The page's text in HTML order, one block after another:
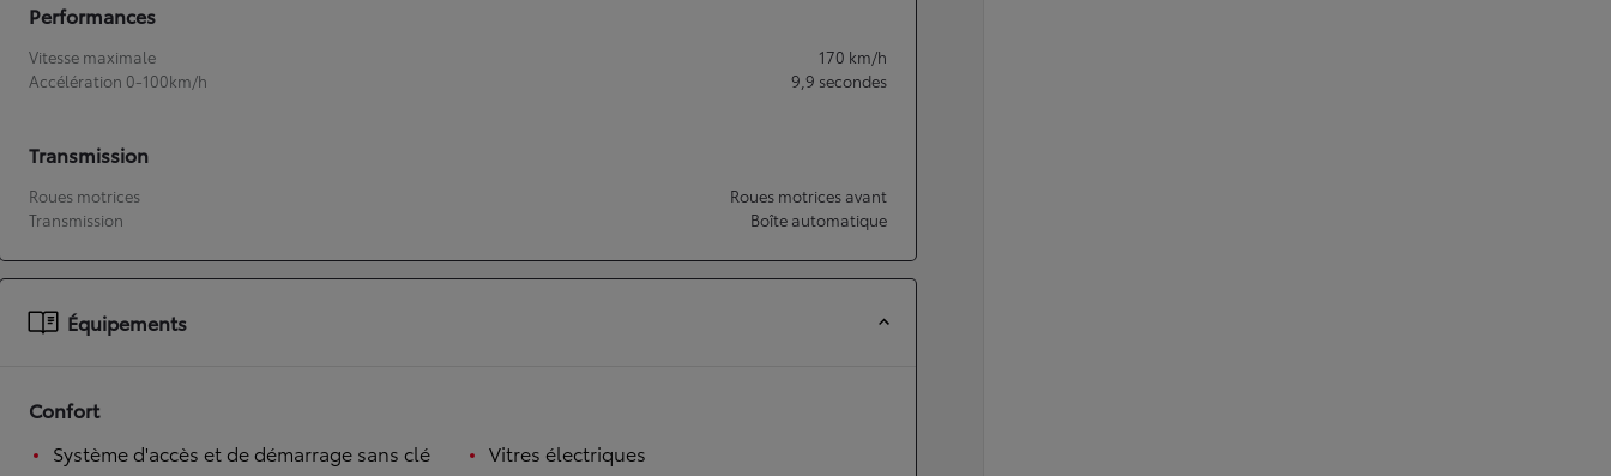
À partir de 19 700 €
Nouvelle Yaris Cross
HYBRIDE
Performances
Vitesse maximale 170 km/h
Accélération 0-100km/h
9,9 secondes
Transmission
Roues motrices
Roues motrices avant
Transmission
Boîte automatique
Équipements
Confort
Système d'accès et de démarrage sans clé
Vitres électriques